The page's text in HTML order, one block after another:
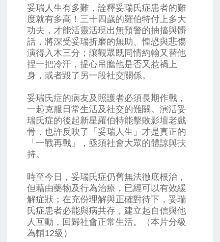
妥瑞人生有多難，詮釋妥瑞氏症患者的難
度就有多高！三十四歲的羅伯特付上多大
功夫，才能活靈活現出無預警的抽搐與髒
話，將深受妥瑞折磨的無助、惶恐與悲傷
演得入木三分；讓觀眾既同情約翰又替他
捏一把冷汗，提心吊膽他是否又惹禍上
身，或者毀了另一段社交關係。
妥瑞氏症的病友及照護者必須長期作戰，
一起克服日常生活及社交的難關。演活妥
瑞氏症的後起新星羅伯特能擊敗影壇老戲
骨，也許反映了「妥瑞人生」才是真正的
「一戰再戰」，亟須社會大眾的體諒與扶
持。
時至今日，妥瑞氏症仍舊無法徹底根治，
但藉由藥物及行為治療，已經可以有效緩
解症狀；在充份理解與正確對待下，妥瑞
氏症患者必能與病共存，建立起自信與他
人互動，回歸社會正常生活。（本片分級
為輔12級）